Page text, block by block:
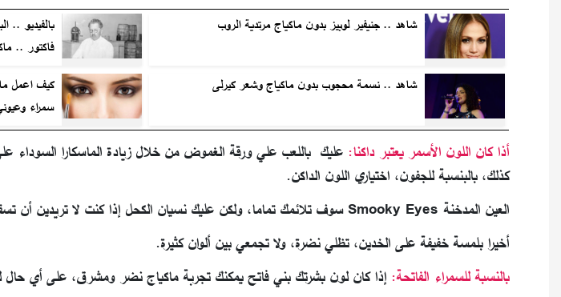
شاهد .. جنيفير لوبيز بدون ماكياج مرتدية الروب
بالفيديو
فاكتور ..
شاهد .. نسمة محجوب بدون ماكياج وشعر كيرلى
كيف اعمل
سمراء
أذا كان اللون الأسمر يعتبر داكنا: عليك باللعب علي ورقة الغموض من خلال زيادة الماسكارا السوداء علي
كذلك، بالبنسبة للجفون، اختياري اللون الداكن.
العين المدخنة Smooky Eyes سوف تلائمك تماما، ولكن عليك نسيان الكحل إذا كنت لا تريدين أن تسقطي ذلك الغموض.
أخيرا بلمسة خفيفة على الخدين، تظلي نضرة، ولا تجمعي بين ألوان كثيرة.
بالنسبة للسمراء الفاتحة: إذا كان لون بشرتك بني فاتح يمكنك تجربة ماكياج نضر ومشرق، على أي حال